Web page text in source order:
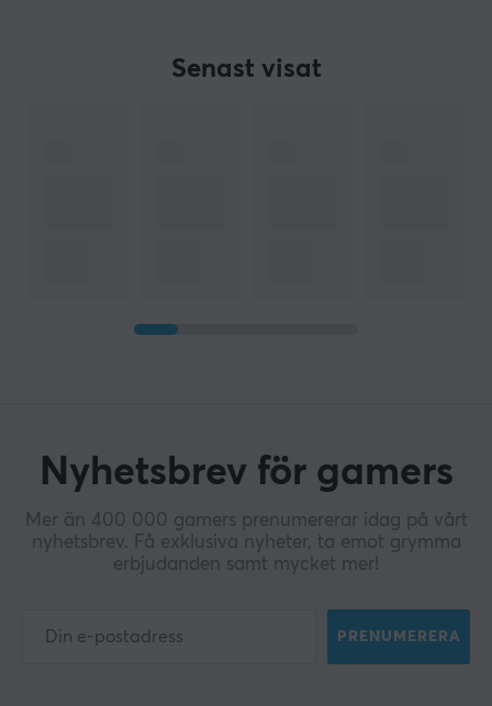
Senast visat
Nyhetsbrev för gamers
Mer än 400 000 gamers prenumererar idag på vårt
nyhetsbrev. Få exklusiva nyheter, ta emot grymma
erbjudanden samt mycket mer!
PRENUMERERA